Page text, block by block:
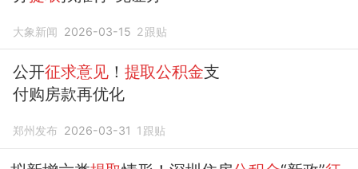
大象新闻 2026-03-15 2跟贴
公开征求意见！ 提取公积金支
付购房款再优化
郑州发布 2026-03-31 1 跟贴